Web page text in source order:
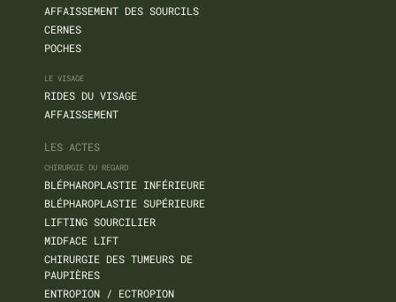
AFFAISSEMENT DES SOURCILS
CERNES
POCHES
LE VISAGE
RIDES DU VISAGE
AFFAISSEMENT
LES ACTES
CHIRURGIE DU REGARD
BLÉPHAROPLASTIE INFÉRIEURE
BLÉPHAROPLASTIE SUPÉRIEURE
LIFTING SOURCILIER
MIDFACE LIFT
CHIRURGIE DES TUMEURS DE
PAUPIÈRES
ENTROPION / ECTROPION